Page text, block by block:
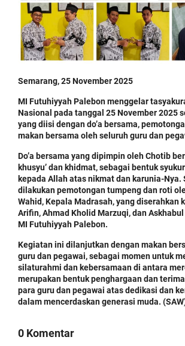
Semarang, 25 November 2025
MI Futuhiyyah Palebon menggelar
Nasional pada tanggal 25 November 2025
yang diisi dengan do’a bersama,
makan bersama oleh seluruh guru dan
Do’a bersama yang dipimpin oleh Chotib
khusyu’ dan khidmat, sebagai bentuk
kepada Allah atas nikmat dan karunia-Nya.
dilakukan pemotongan tumpeng dan roti
Wahid, Kepala Madrasah, yang diserahkan
Arifin, Ahmad Kholid Marzuqi, dan
MI Futuhiyyah Palebon.
Kegiatan ini dilanjutkan dengan makan
guru dan pegawai, sebagai momen untuk
silaturahmi dan kebersamaan di antara
merupakan bentuk penghargaan dan
para guru dan pegawai atas dedikasi dan
dalam mencerdaskan generasi muda.
0 Komentar